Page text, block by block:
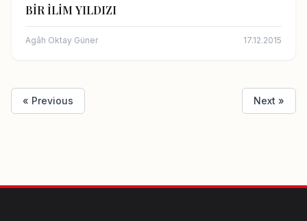
BİR İLİM YILDIZI
Agâh Oktay Güner 17.12.2015
« Previous Next »